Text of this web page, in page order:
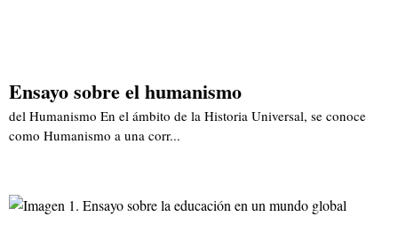
Ensayo sobre el humanismo
del Humanismo En el ámbito de la Historia Universal, se conoce
como Humanismo a una corr...